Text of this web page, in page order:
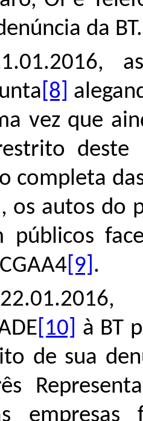
da
[8]
vez que
completa
os autos do
públicos
[9] .
[10]
à BT
de sua
empresas